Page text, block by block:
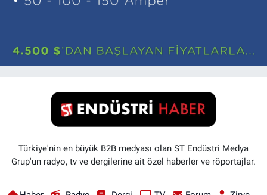
Türkiye'nin en büyük B2B medyası olan ST Endüstri Medya
Grup'un radyo, tv ve dergilerine ait özel haberler ve röportajlar.